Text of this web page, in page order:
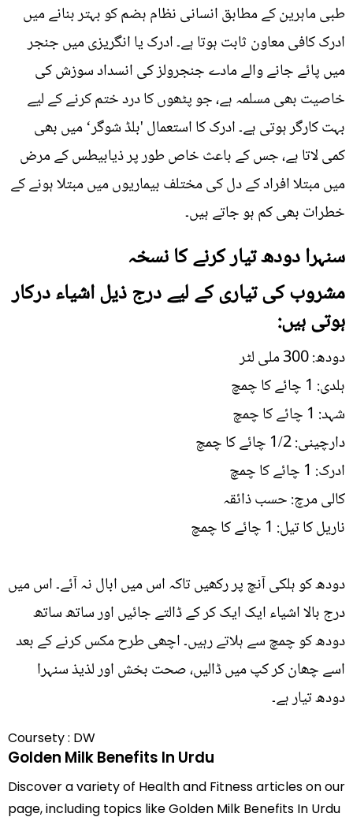
طبی ماہرین کے مطابق انسانی نظام ہضم کو بہتر بنانے میں
ادرک کافی معاون ثابت ہوتا ہے۔ ادرک یا انگریزی میں جنجر
میں پائے جانے والے مادے جنجرولز کی انسداد سوزش کی
خاصیت بھی مسلمہ ہے، جو پٹھوں کا درد ختم کرنے کے لیے
بہت کارگر ہوتی ہے۔ ادرک کا استعمال 'بلڈ شوگر‘ میں بھی
کمی لاتا ہے، جس کے باعث خاص طور پر ذیابیطس کے مرض
میں مبتلا افراد کے دل کی مختلف بیماریوں میں مبتلا ہونے کے
خطرات بھی کم ہو جاتے ہیں۔
سنہرا دودھ تیار کرنے کا نسخہ
مشروب کی تیاری کے لیے درج ذیل اشیاء درکار
ہوتی ہیں:
دودھ: 300 ملی لٹر
ہلدی: 1 چائے کا چمچ
شہد: 1 چائے کا چمچ
دارچینی: 1/2 چائے کا چمچ
ادرک: 1 چائے کا چمچ
کالی مرچ: حسب ذائقہ
ناریل کا تیل: 1 چائے کا چمچ
دودھ کو ہلکی آنچ پر رکھیں تاکہ اس میں ابال نہ آئے۔ اس میں
درج بالا اشیاء ایک ایک کر کے ڈالتے جائیں اور ساتھ ساتھ
دودھ کو چمچ سے ہلاتے رہیں۔ اچھی طرح مکس کرنے کے بعد
اسے چھان کر کپ میں ڈالیں، صحت بخش اور لذیذ سنہرا
دودھ تیار ہے۔
Coursety : DW
Golden Milk Benefits In Urdu
Discover a variety of Health and Fitness articles on our
page, including topics like Golden Milk Benefits In Urdu